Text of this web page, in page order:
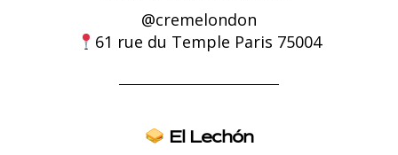
@cremelondon
61 rue du Temple Paris 75004
El Lechón